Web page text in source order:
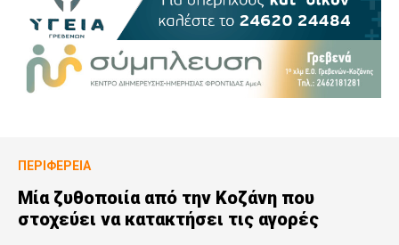
ΠΕΡΙΦΈΡΕΙΑ
Μία ζυθοποιία από την Κοζάνη που
στοχεύει να κατακτήσει τις αγορές